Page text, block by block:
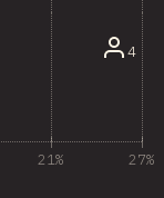
4
21% 27%